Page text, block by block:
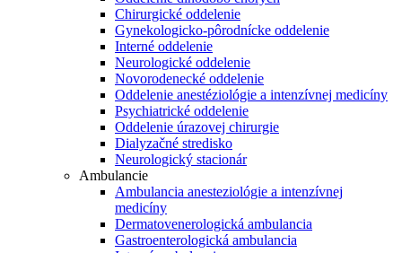
Chirurgické oddelenie
Gynekologicko-pôrodnícke oddelenie
Interné oddelenie
Neurologické oddelenie
Novorodenecké oddelenie
Oddelenie anestéziológie a intenzívnej medicíny
Psychiatrické oddelenie
Oddelenie úrazovej chirurgie
Dialyzačné stredisko
Neurologický stacionár
Ambulancie
Ambulancia anesteziológie a intenzívnej
medicíny
Dermatovenerologická ambulancia
Gastroenterologická ambulancia